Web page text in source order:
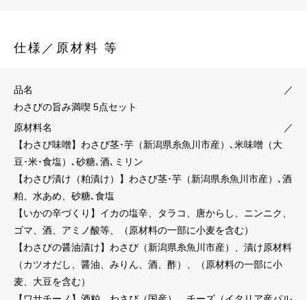
仕様／原材料 等
品名
／
わさびの旨み満喫 5点セット
原材料名
／
【わさび味噌】わさび茎･芋（新潟県糸魚川市産）､米味噌（大
豆･米･食塩）､砂糖､酒､ミリン
【わさび漬け（粕漬け）】わさび茎･芋（新潟県糸魚川市産）､酒
粕、水あめ、砂糖､食塩
【いかの辛づくり】イカの塩辛、タラコ、唐からし、ニンニク、
ゴマ、酒、アミノ酸等、（原材料の一部に小麦を含む）
【わさびの醤油漬け】わさび（新潟県糸魚川市産）、漬け原材料
（カツオだし、醤油、みりん、酒、酢）、（原材料の一部に小
麦、大豆を含む）